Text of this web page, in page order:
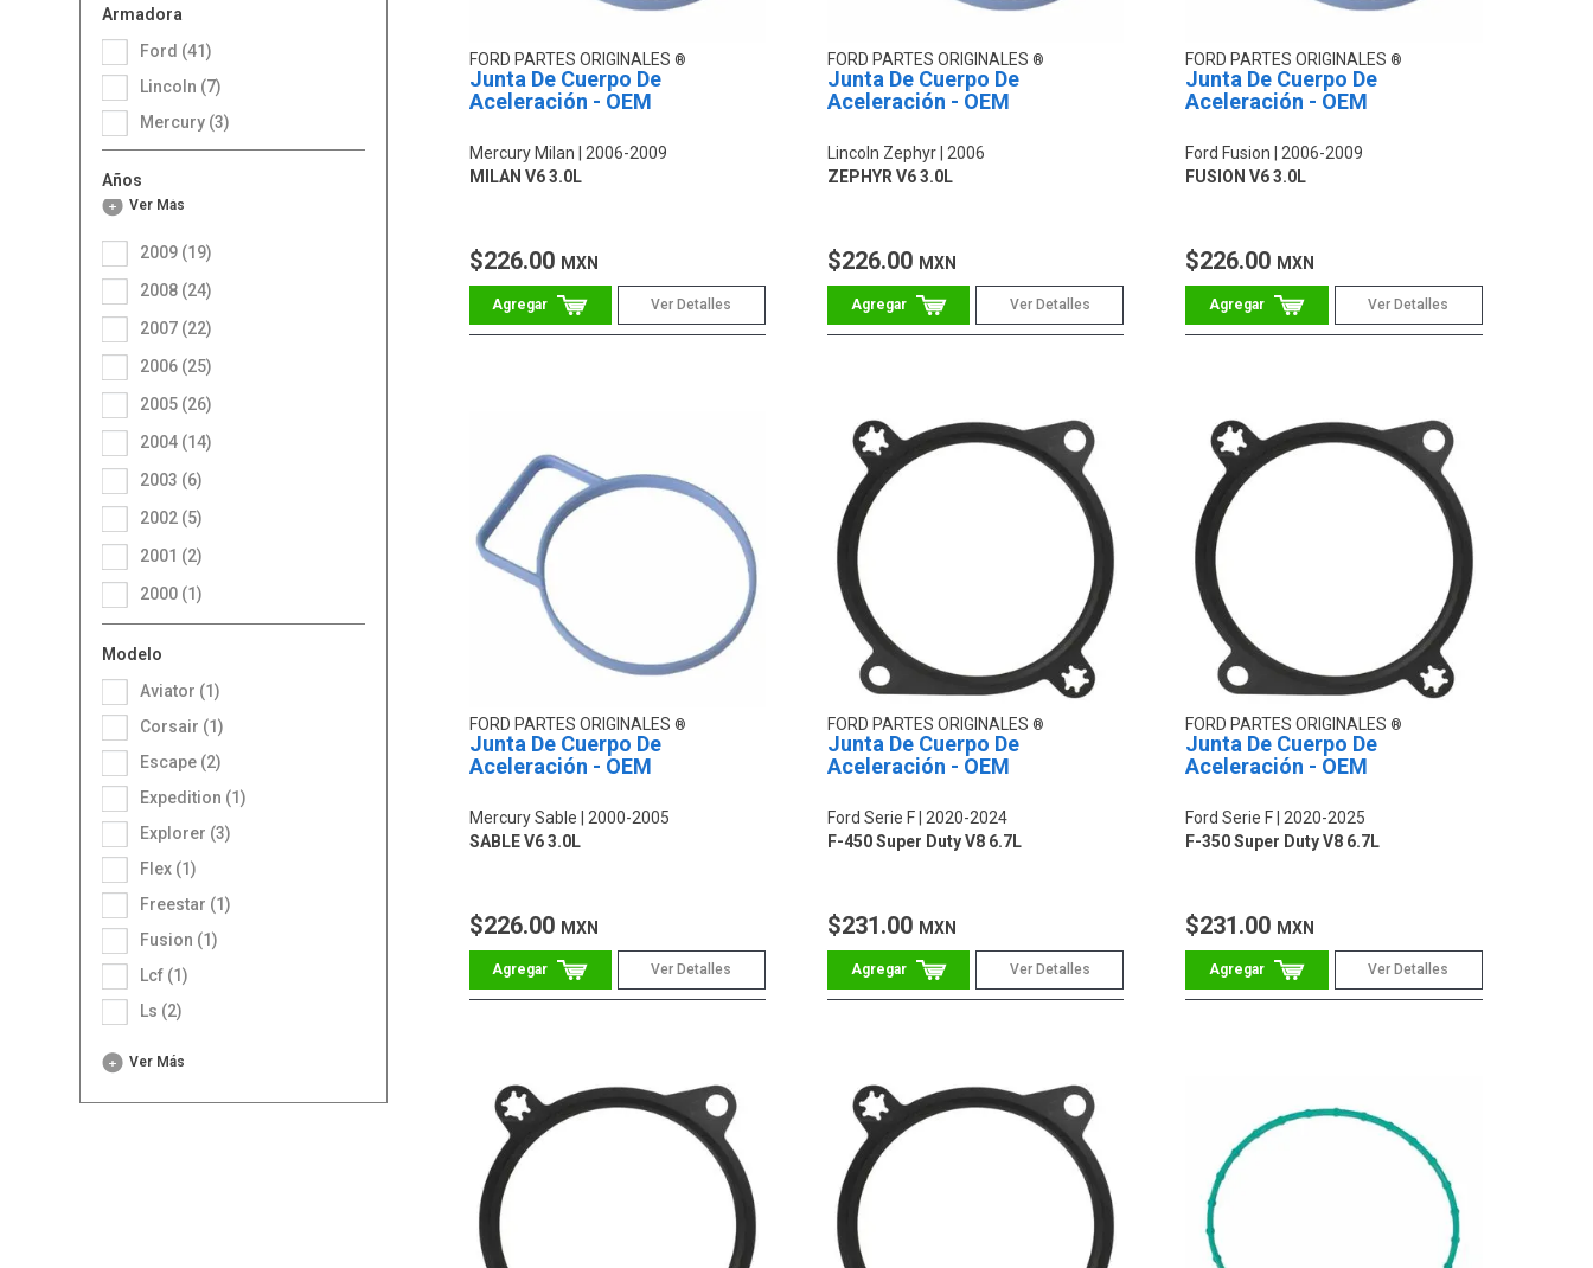
Armadora
Ford (41)
Lincoln (7)
Mercury (3)
Modelo
Aviator (1)
Corsair (1)
Escape (2)
Expedition (1)
Explorer (3)
Flex (1)
Freestar (1)
Fusion (1)
Lcf (1)
Ls (2)
Ver Más
Años
2000 (1)
2001 (2)
2002 (5)
2003 (6)
2004 (14)
2005 (26)
2006 (25)
2007 (22)
2008 (24)
2009 (19)
Ver Más
FORD PARTES ORIGINALES
Junta De Cuerpo De
Aceleración - OEM
Mercury Milan
2006-2009
MILAN V6 3.0L
$226.00 MXN
Ver Detalles
FORD PARTES ORIGINALES
Junta De Cuerpo De
Aceleración - OEM
Lincoln Zephyr
2006
ZEPHYR V6 3.0L
$226.00 MXN
Ver Detalles
FORD PARTES ORIGINALES
Junta De Cuerpo De
Aceleración - OEM
Ford Fusion
2006-2009
FUSION V6 3.0L
$226.00 MXN
Ver Detalles
FORD PARTES ORIGINALES
Junta De Cuerpo De
Aceleración - OEM
Mercury Sable
2000-2005
SABLE V6 3.0L
$226.00 MXN
Ver Detalles
FORD PARTES ORIGINALES
Junta De Cuerpo De
Aceleración - OEM
Ford Serie F 2020-2024
F-450 Super Duty V8 6.7L
$231.00 MXN
Ver Detalles
FORD PARTES ORIGINALES
Junta De Cuerpo De
Aceleración - OEM
Ford Serie F 2020-2025
F-350 Super Duty V8 6.7L
$231.00 MXN
Ver Detalles